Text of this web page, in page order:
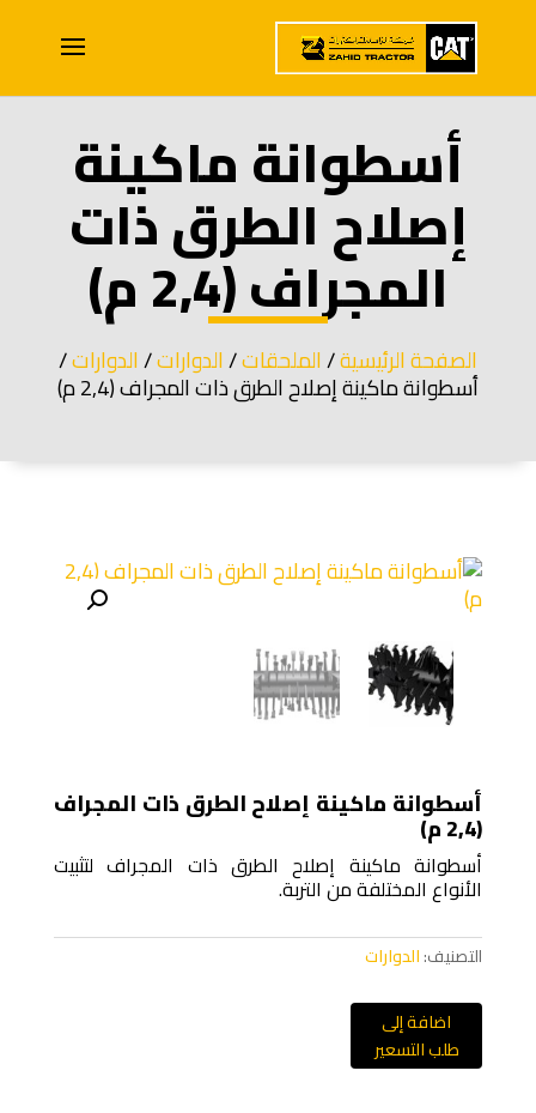
أسطوانة ماكينة
إصلاح الطرق ذات
المجراف (2,4 م)
الصفحة الرئيسية/الملحقات/الدوارات/الدوارات/
أسطوانة ماكينة إصلاح الطرق ذات المجراف (2,4 م)
أسطوانة ماكينة إصلاح الطرق ذات المجراف
(2,4 م)
أسطوانة ماكينة إصلاح الطرق ذات المجراف لتثبيت
الأنواع المختلفة من التربة.
التصنيف:الدوارات
اضافة إلى
طلب التسعير